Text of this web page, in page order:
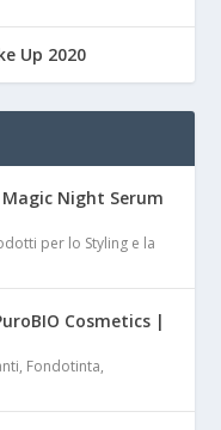
Up 2020
Night Serum
per lo Styling e la
Cosmetics |
Fondotinta,